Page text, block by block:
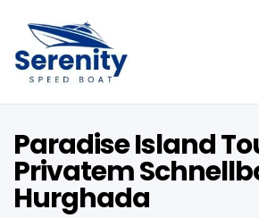
Paradise Island
Privatem
Hurghada